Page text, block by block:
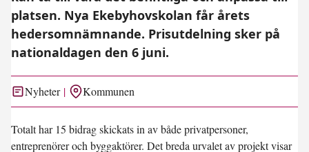
platsen. Nya Ekebyhovskolan får årets
hedersomnämnande. Prisutdelning sker på
nationaldagen den 6 juni.
Nyheter Kommunen
Totalt har 15 bidrag skickats in av både privatpersoner,
entreprenörer och byggaktörer. Det breda urvalet av projekt visar